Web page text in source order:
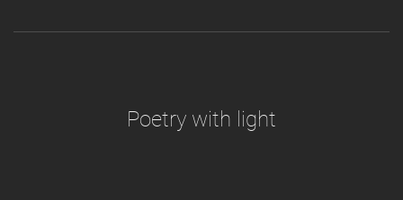
Poetry with light